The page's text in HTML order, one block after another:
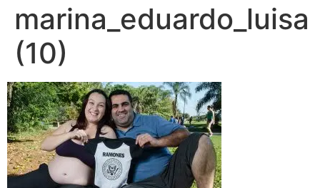
marina_eduardo_luisa
(10)